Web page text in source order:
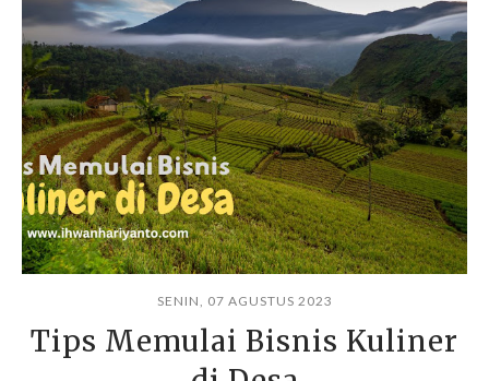
SENIN, 07 AGUSTUS 2023
Tips Memulai Bisnis Kuliner